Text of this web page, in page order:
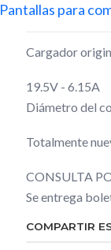
Pantallas para
DESCRIPCIÓN
Cargador
19.5V - 6.15A
Diámetro del
Totalmente
CONSULTA
Se entrega
COMPARTIR